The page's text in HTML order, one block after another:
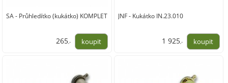
SA - Průhledítko (kukátko) KOMPLET
265,-
JNF - Kukátko IN.23.010
1 925,-